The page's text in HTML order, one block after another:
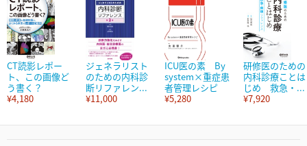
CT読影レポー
ト、この画像ど
う書く？
¥4,180
ジェネラリスト
のための内科診
断リファレン...
¥11,000
ICU医の素 By
system×重症患
者管理レシピ
¥5,280
研修医のための
内科診療ことは
じめ 救急・...
¥7,920